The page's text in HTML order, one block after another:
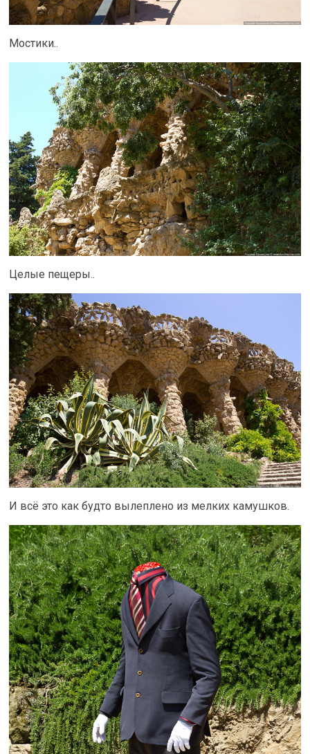
Мостики..
Целые пещеры..
И всё это как будто вылеплено из мелких камушков.